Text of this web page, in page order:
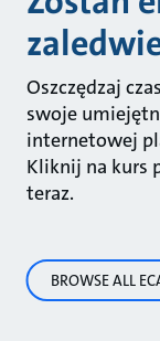
Oszczędzaj
swoje
internetowej
Kliknij na kurs
teraz.
BROWSE ALL